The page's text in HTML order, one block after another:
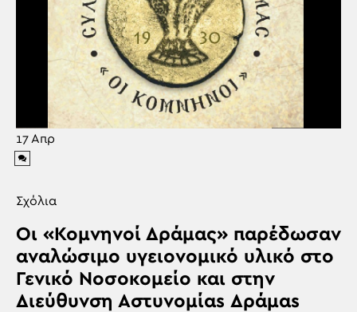
17 Απρ
Σχόλια
Οι «Κομνηνοί Δράμας» παρέδωσαν
αναλώσιμο υγειονομικό υλικό στο
Γενικό Νοσοκομείο και στην
Διεύθυνση Αστυνομίαs Δράμαs